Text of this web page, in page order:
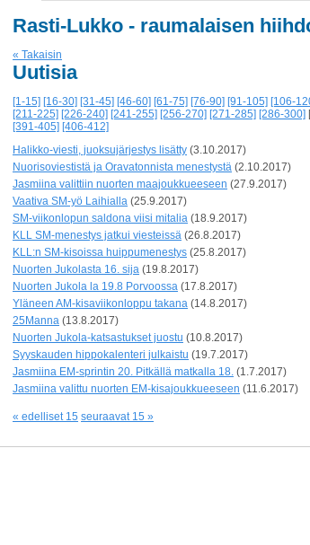
Rasti-Lukko - raumalaisen
« Takaisin
Uutisia
[1-15] [16-30] [31-45] [46-60] [61-75] [76-90] [91-105] [106-
[211-225] [226-240] [241-255] [256-270] [271-285] [286-300]
[391-405] [406-412]
Halikko-viesti, juoksujärjestys lisätty (3.10.2017)
Nuorisoviestistä ja Oravatonnista menestystä (2.10.2017)
Jasmiina valittiin nuorten maajoukkueeseen (27.9.2017)
Vaativa SM-yö Laihialla (25.9.2017)
SM-viikonlopun saldona viisi mitalia (18.9.2017)
KLL SM-menestys jatkui viesteissä (26.8.2017)
KLL:n SM-kisoissa huippumenestys (25.8.2017)
Nuorten Jukolasta 16. sija (19.8.2017)
Nuorten Jukola la 19.8 Porvoossa (17.8.2017)
Yläneen AM-kisaviikonloppu takana (14.8.2017)
25Manna (13.8.2017)
Nuorten Jukola-katsastukset juostu (10.8.2017)
Syyskauden hippokalenteri julkaistu (19.7.2017)
Jasmiina EM-sprintin 20. Pitkällä matkalla 18. (1.7.2017)
Jasmiina valittu nuorten EM-kisajoukkueeseen (11.6.2017)
« edelliset 15 seuraavat 15 »